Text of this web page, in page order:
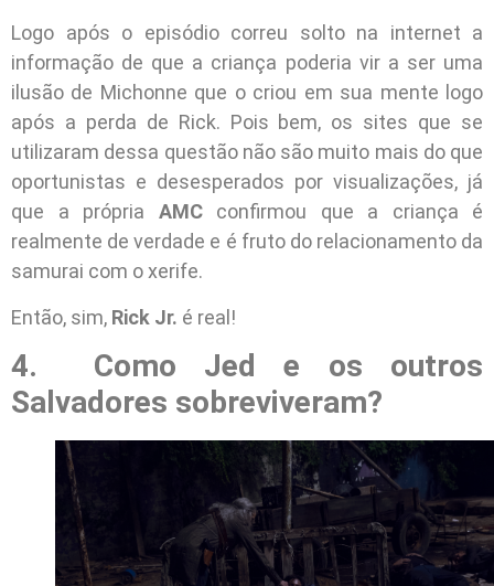
Logo após o episódio correu solto na internet a
informação de que a criança poderia vir a ser uma
ilusão de Michonne que o criou em sua mente logo
após a perda de Rick. Pois bem, os sites que se
utilizaram dessa questão não são muito mais do que
oportunistas e desesperados por visualizações, já
que a própria AMCconfirmou que a criança é
realmente de verdade e é fruto do relacionamento da
samurai com o xerife.
Então, sim, Rick Jr. é real!
4. Como Jed e os outros
Salvadores sobreviveram?